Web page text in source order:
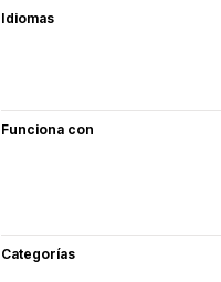
Idiomas
Funciona con
Categorías